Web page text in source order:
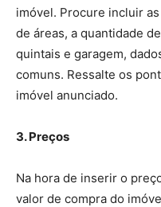
imóvel. Procure incluir
de áreas, a quantidade
quintais e garagem,
comuns. Ressalte os
imóvel anunciado.
3. Preços
Na hora de inserir o
valor de compra do